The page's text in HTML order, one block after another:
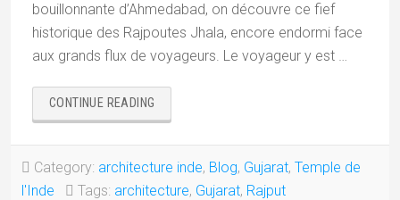
bouillonnante d’Ahmedabad, on découvre ce fief
historique des Rajpoutes Jhala, encore endormi face
aux grands flux de voyageurs. Le voyageur y est …
CONTINUE READING
CITÉ
JHALA »
Category: architecture inde, Blog, Gujarat, Temple de
l'Inde
Tags: architecture, Gujarat, Rajput